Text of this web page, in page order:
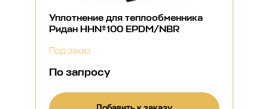
Уплотнение для теплообменника
Ридан НН№100 EPDM/NBR
Под заказ
По запросу